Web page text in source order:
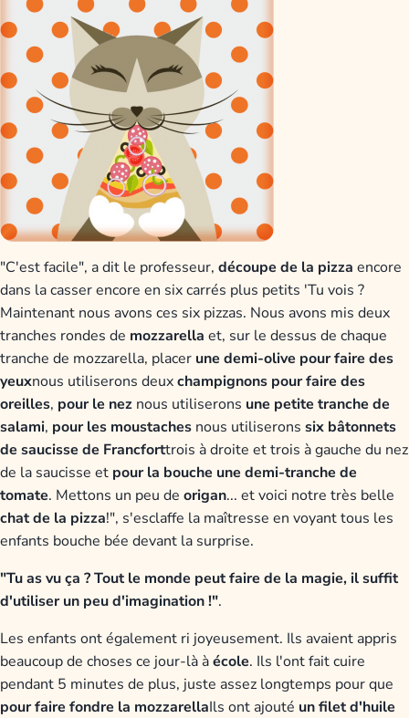
"C'est facile", a dit le professeur, découpe de la pizza encore
dans la casser encore en six carrés plus petits 'Tu vois ?
Maintenant nous avons ces six pizzas. Nous avons mis deux
tranches rondes de mozzarella et, sur le dessus de chaque
tranche de mozzarella, placer une demi-olive pourfaire des
yeuxnous utiliserons deuxchampignons pour faire des
oreilles, pour le nez nous utiliserons une petite tranche de
salami, pour les moustaches nous utiliserons six bâtonnets
de saucisse de Francforttrois à droite et trois à gauche du nez
de la saucisse et pour la bouche une demi-tranche de
tomate. Mettons un peu de origan... et voici notre très belle
chat de la pizza!", s'esclaffe la maîtresse en voyant tous les
enfants bouche bée devant la surprise.
"Tu as vu ça ? Tout le monde peut faire de la magie, il suffit
d'utiliser un peu d'imagination !".
Les enfants ont également ri joyeusement. Ils avaient appris
beaucoup de choses ce jour-là àécole. Ils l'ont fait cuire
pendant 5 minutes de plus, juste assez longtemps pour que
pour faire fondre la mozzarellaIls ont ajouté un filet d'huile